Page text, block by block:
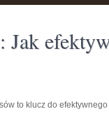
Jak
to klucz do